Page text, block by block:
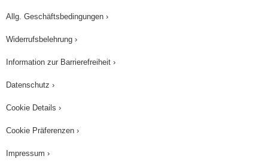
einer Substantivendung gebildet. In unserem Fall
ist das cap- und die Endung -tum. Das PPP wird
capto / captae / capto und so weiter.
Wie bei den Adjektiven ist auch hier das Neutrum
im Nominativ und Akkusativ gleich.
Der Plural wird auch regelmäßig gebildet: capti,
Allg. Geschäftsbedingungen ›
Widerrufsbelehrung ›
Information zur Barrierefreiheit ›
Datenschutz ›
Cookie Details ›
Cookie Präferenzen ›
Impressum ›